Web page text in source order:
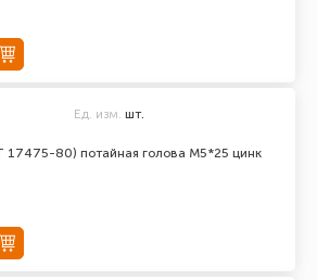
80) потайная голова М5*25 цинк
Ед. изм. шт.